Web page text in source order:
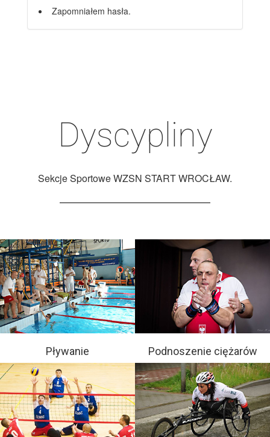
Zapomniałem hasła.
Dyscypliny
Sekcje Sportowe WZSN START WROCŁAW.
Pływanie Podnoszenie ciężarów